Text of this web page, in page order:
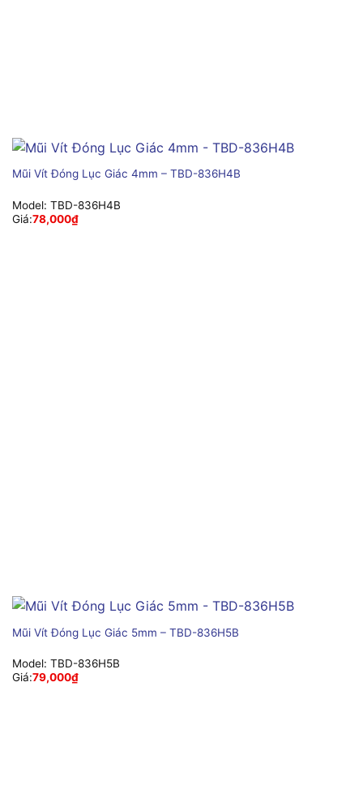
Mũi Vít Đóng Lục Giác 4mm – TBD-836H4B
Model: TBD-836H4B
Giá:78,000₫
Mũi Vít Đóng Lục Giác 5mm – TBD-836H5B
Model: TBD-836H5B
Giá:79,000₫